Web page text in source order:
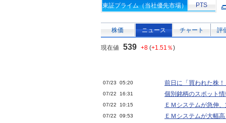
東証プライム（当社優先市場） PTS
株価 ニュース チャート 評
現在値 539 +8 (+1.51％)
07/23 05:20 前日に「買われた株
07/22 16:31 個別銘柄のスポット
07/22 10:15 ＥＭシステムが急伸
07/22 09:53 ＥＭシステムが大幅